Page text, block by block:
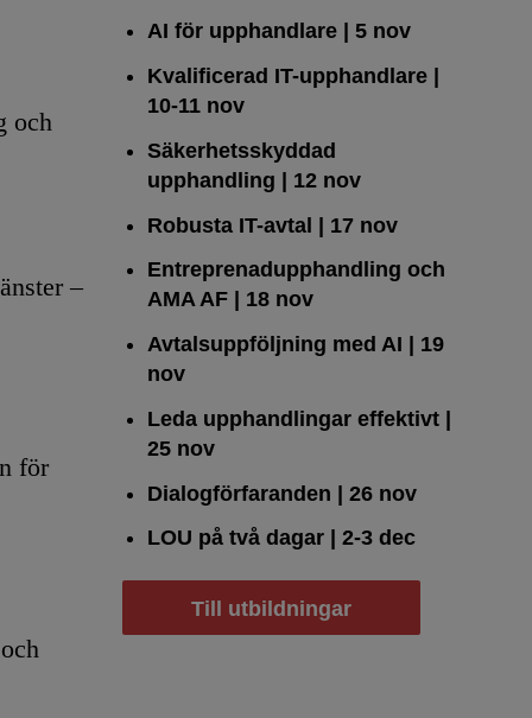
och
–
för
AI för upphandlare | 5 nov
Kvalificerad IT-upphandlare |
10-11 nov
Säkerhetsskyddad
upphandling | 12 nov
Robusta IT-avtal | 17 nov
Entreprenadupphandling och
AMA AF | 18 nov
Avtalsuppföljning med AI | 19
nov
Leda upphandlingar effektivt |
25 nov
Dialogförfaranden | 26 nov
LOU på två dagar | 2-3 dec
Till utbildningar